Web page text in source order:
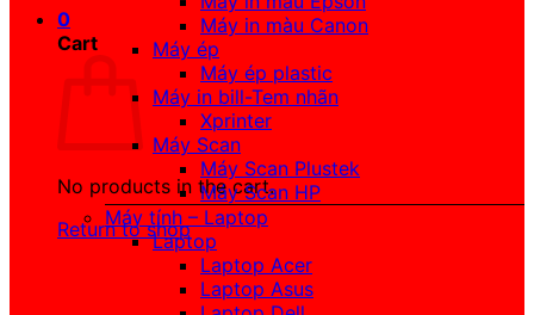
0
Cart
No products in the cart.
Return to shop
Máy in màu Canon
Máy ép
Máy ép plastic
Máy in bill-Tem nhãn
Xprinter
Máy Scan
Máy Scan Plustek
Máy Scan HP
Máy tính – Laptop
Laptop
Laptop Acer
Laptop Asus